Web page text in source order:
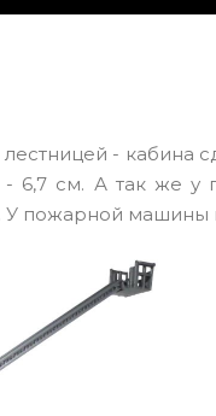
- кабина
6,7 см. А так же
У пожарной машины